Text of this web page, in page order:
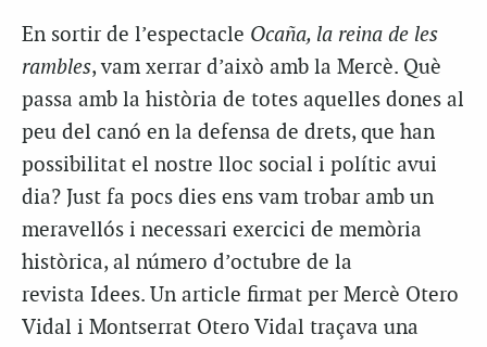
En sortir de l’espectacle Ocaña, la reina de les
rambles, vam xerrar d’això amb la Mercè. Què
passa amb la història de totes aquelles dones al
peu del canó en la defensa de drets, que han
possibilitat el nostre lloc social i polític avui
dia? Just fa pocs dies ens vam trobar amb un
meravellós i necessari exercici de memòria
històrica, al número d’octubre de la
revista Idees. Un article firmat per Mercè Otero
Vidal i Montserrat Otero Vidal traçava una